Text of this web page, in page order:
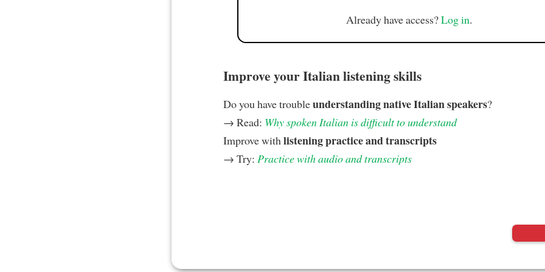
Already have access?Log in.
Improve your Italian listening skills
Do you have troubleunderstanding native Italian speakers?
→ Read: Why spoken Italian is difficult to understand
Improve with listening practice and transcripts
→ Try: Practice with audio and transcripts